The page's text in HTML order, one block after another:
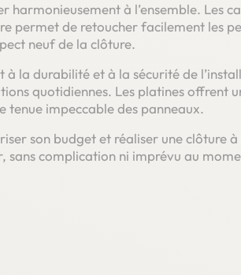
harmonieusement à l’ensemble. Les
permet de retoucher facilement les
neuf de la clôture.
la durabilité et à la sécurité de
quotidiennes. Les platines offrent
tenue impeccable des panneaux.
son budget et réaliser une clôture
sans complication ni imprévu au